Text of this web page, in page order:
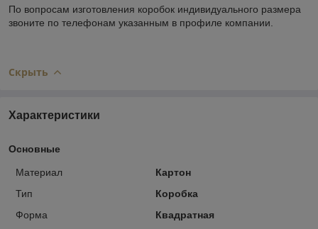
По вопросам изготовления коробок индивидуального размера
звоните по телефонам указанным в профиле компании.
Скрыть
Характеристики
Основные
Материал
Картон
Тип
Коробка
Форма
Квадратная